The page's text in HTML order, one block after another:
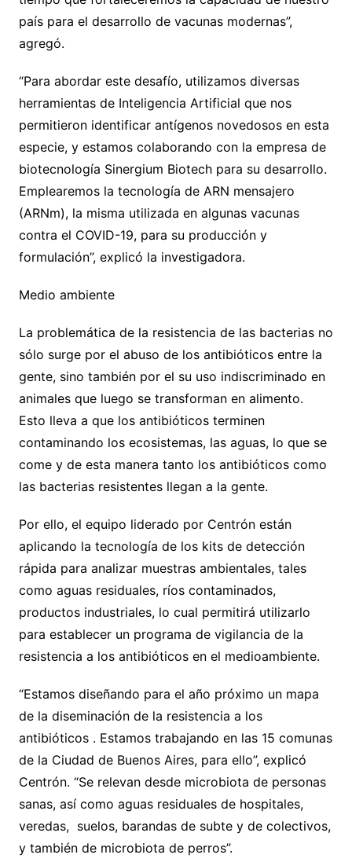
país para el desarrollo de vacunas modernas”,
agregó.
“Para abordar este desafío, utilizamos diversas
herramientas de Inteligencia Artificial que nos
permitieron identificar antígenos novedosos en esta
especie, y estamos colaborando con la empresa de
biotecnología Sinergium Biotech para su desarrollo.
Emplearemos la tecnología de ARN mensajero
(ARNm), la misma utilizada en algunas vacunas
contra el COVID-19, para su producción y
formulación”, explicó la investigadora.
Medio ambiente
La problemática de la resistencia de las bacterias no
sólo surge por el abuso de los antibióticos entre la
gente, sino también por el su uso indiscriminado en
animales que luego se transforman en alimento.
Esto lleva a que los antibióticos terminen
contaminando los ecosistemas, las aguas, lo que se
come y de esta manera tanto los antibióticos como
las bacterias resistentes llegan a la gente.
Por ello, el equipo liderado por Centrón están
aplicando la tecnología de los kits de detección
rápida para analizar muestras ambientales, tales
como aguas residuales, ríos contaminados,
productos industriales, lo cual permitirá utilizarlo
para establecer un programa de vigilancia de la
resistencia a los antibióticos en el medioambiente.
“Estamos diseñando para el año próximo un mapa
de la diseminación de la resistencia a los
antibióticos . Estamos trabajando en las 15 comunas
de la Ciudad de Buenos Aires, para ello”, explicó
Centrón. “Se relevan desde microbiota de personas
sanas, así como aguas residuales de hospitales,
veredas, suelos, barandas de subte y de colectivos,
y también de microbiota de perros”.